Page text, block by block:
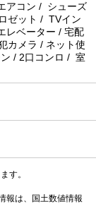
アコン / シューズ
ゼット / TVイン
レベーター / 宅配
カメラ / ネット使
/ 2口コンロ / 室
す。
報は、国土数値情報